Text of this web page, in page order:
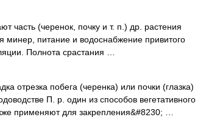
часть (черенок, почку и т. п.) др. растения
минер, питание и водоснабжение привитого
Полнота срастания …
отрезка побега (черенка) или почки (глазка)
П. р. один из способов вегетативного
применяют для закрепления&#8230; …